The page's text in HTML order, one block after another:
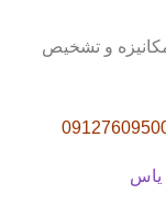
و تشخیص
یاس